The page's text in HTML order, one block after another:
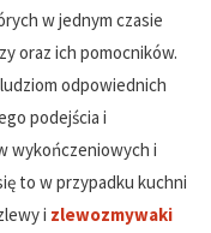
w jednym czasie
oraz ich pomocników.
odpowiednich
podejścia i
wykończeniowych i
to w przypadku kuchni
i zlewozmywaki